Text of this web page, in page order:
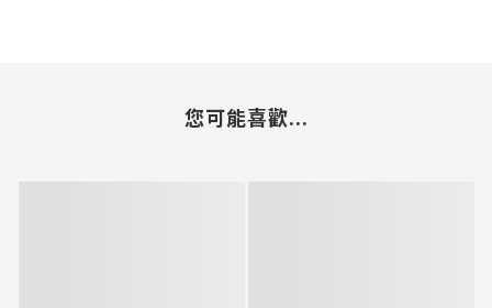
您可能喜歡...